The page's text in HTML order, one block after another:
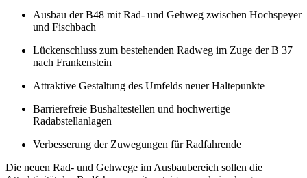
Ausbau der B48 mit Rad- und Gehweg zwischen Hochspeyer
und Fischbach
Lückenschluss zum bestehenden Radweg im Zuge der B 37
nach Frankenstein
Attraktive Gestaltung des Umfelds neuer Haltepunkte
Barrierefreie Bushaltestellen und hochwertige
Radabstellanlagen
Verbesserung der Zuwegungen für Radfahrende
Die neuen Rad- und Gehwege im Ausbaubereich sollen die